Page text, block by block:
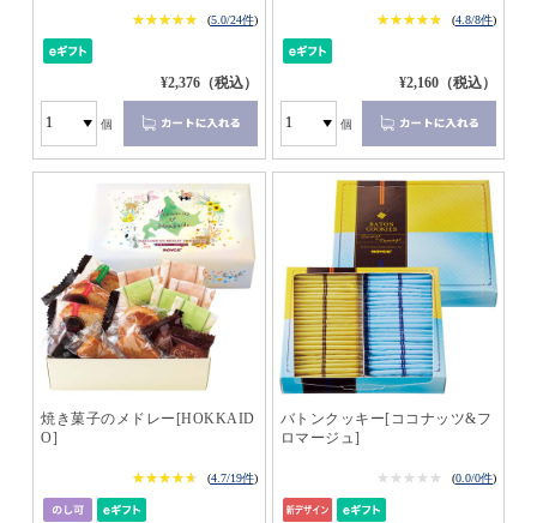
★★★★★
★★★★★ (5.0/24件)
¥2,376（税込）
個
★★★★★
★★★★★ (4.8/8件)
¥2,160（税込）
個
焼き菓子のメドレー[HOKKAID
O]
★★★★★
★★★★★ (4.7/19件)
バトンクッキー[ココナッツ&フ
ロマージュ]
★★★★★
★★★★★ (0.0/0件)